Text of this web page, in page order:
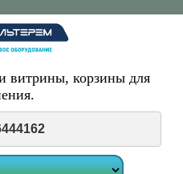
витрины, корзины для